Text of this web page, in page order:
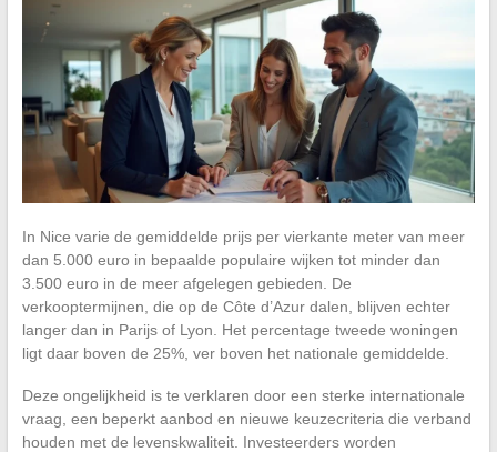
In Nice varie de gemiddelde prijs per vierkante meter van meer
dan 5.000 euro in bepaalde populaire wijken tot minder dan
3.500 euro in de meer afgelegen gebieden. De
verkooptermijnen, die op de Côte d’Azur dalen, blijven echter
langer dan in Parijs of Lyon. Het percentage tweede woningen
ligt daar boven de 25%, ver boven het nationale gemiddelde.
Deze ongelijkheid is te verklaren door een sterke internationale
vraag, een beperkt aanbod en nieuwe keuzecriteria die verband
houden met de levenskwaliteit. Investeerders worden